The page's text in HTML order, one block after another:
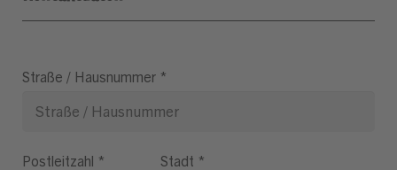
Straße / Hausnummer *
Postleitzahl * Stadt *